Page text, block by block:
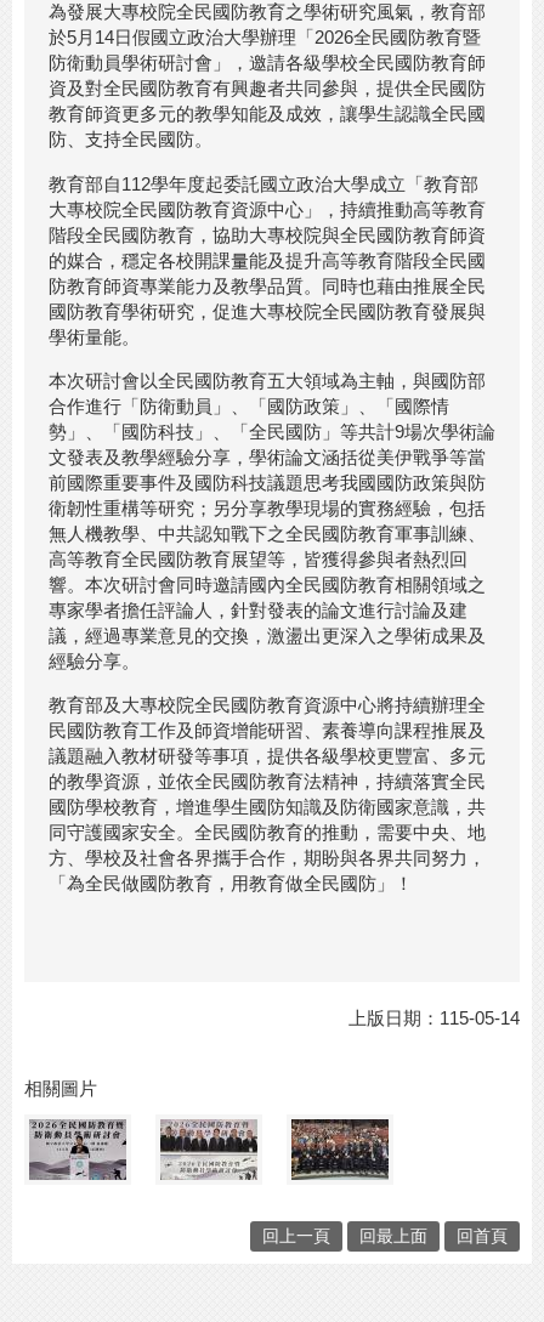
為發展大專校院全民國防教育之學術研究風氣，教育部
於5月14日假國立政治大學辦理「2026全民國防教育暨
防衛動員學術研討會」，邀請各級學校全民國防教育師
資及對全民國防教育有興趣者共同參與，提供全民國防
教育師資更多元的教學知能及成效，讓學生認識全民國
防、支持全民國防。
教育部自112學年度起委託國立政治大學成立「教育部
大專校院全民國防教育資源中心」，持續推動高等教育
階段全民國防教育，協助大專校院與全民國防教育師資
的媒合，穩定各校開課量能及提升高等教育階段全民國
防教育師資專業能力及教學品質。同時也藉由推展全民
國防教育學術研究，促進大專校院全民國防教育發展與
學術量能。
本次研討會以全民國防教育五大領域為主軸，與國防部
合作進行「防衛動員」、「國防政策」、「國際情
勢」、「國防科技」、「全民國防」等共計9場次學術論
文發表及教學經驗分享，學術論文涵括從美伊戰爭等當
前國際重要事件及國防科技議題思考我國國防政策與防
衛韌性重構等研究；另分享教學現場的實務經驗，包括
無人機教學、中共認知戰下之全民國防教育軍事訓練、
高等教育全民國防教育展望等，皆獲得參與者熱烈回
響。本次研討會同時邀請國內全民國防教育相關領域之
專家學者擔任評論人，針對發表的論文進行討論及建
議，經過專業意見的交換，激盪出更深入之學術成果及
經驗分享。
教育部及大專校院全民國防教育資源中心將持續辦理全
民國防教育工作及師資增能研習、素養導向課程推展及
議題融入教材研發等事項，提供各級學校更豐富、多元
的教學資源，並依全民國防教育法精神，持續落實全民
國防學校教育，增進學生國防知識及防衛國家意識，共
同守護國家安全。全民國防教育的推動，需要中央、地
方、學校及社會各界攜手合作，期盼與各界共同努力，
「為全民做國防教育，用教育做全民國防」！
上版日期：115-05-14
相關圖片
回上一頁 回最上面 回首頁